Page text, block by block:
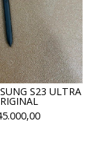
S23 ULTRA